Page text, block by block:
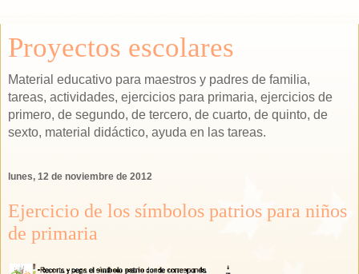
Proyectos escolares
Material educativo para maestros y padres de familia,
tareas, actividades, ejercicios para primaria, ejercicios de
primero, de segundo, de tercero, de cuarto, de quinto, de
sexto, material didáctico, ayuda en las tareas.
lunes, 12 de noviembre de 2012
Ejercicio de los símbolos patrios para niños
de primaria